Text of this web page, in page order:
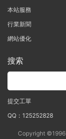
本站服務
行業新聞
網站優化
搜索
提交工單
QQ：125252828
Copyright